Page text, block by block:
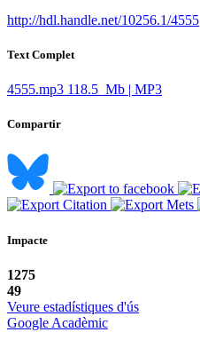
http://hdl.handle.net/10256.1/4555
Text Complet
4555.mp3 118.5 Mb | MP3
Compartir
Impacte
1275
49
Veure estadístiques d'ús
Google Acadèmic